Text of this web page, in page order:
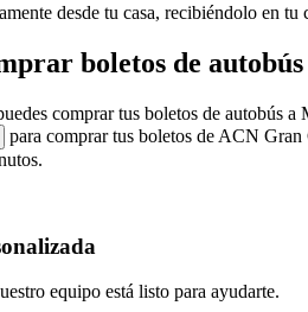
desde tu casa, recibiéndolo en
boletos de
comprar tus boletos de autobús
para comprar tus boletos de ACN
equipo está listo para ayudarte.